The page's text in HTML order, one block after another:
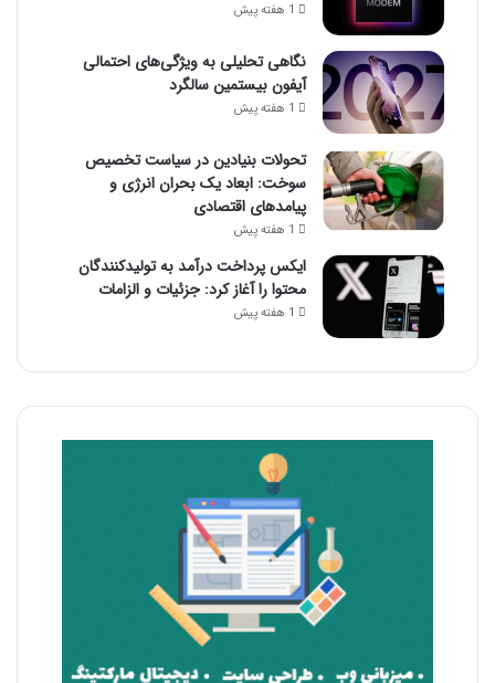
1 هفته پیش
نگاهی تحلیلی به ویژگی‌های احتمالی
آیفون بیستمین سالگرد
1 هفته پیش
تحولات بنیادین در سیاست تخصیص
سوخت: ابعاد یک بحران انرژی و
پیامدهای اقتصادی
1 هفته پیش
ایکس پرداخت درآمد به تولیدکنندگان
محتوا را آغاز کرد: جزئیات و الزامات
1 هفته پیش